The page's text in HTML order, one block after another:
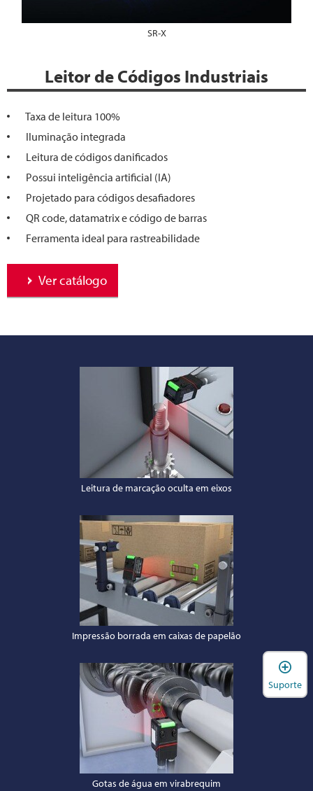
SR-X
Leitor de Códigos Industriais
Taxa de leitura 100%
Iluminação integrada
Leitura de códigos danificados
Possui inteligência artificial (IA)
Projetado para códigos desafiadores
QR code, datamatrix e código de barras
Ferramenta ideal para rastreabilidade
Ver catálogo
Leitura de marcação oculta em eixos
Impressão borrada em caixas de papelão
Gotas de água em virabrequim
Suporte